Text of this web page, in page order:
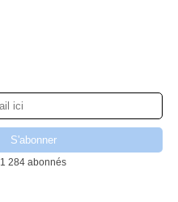
1 284 abonnés